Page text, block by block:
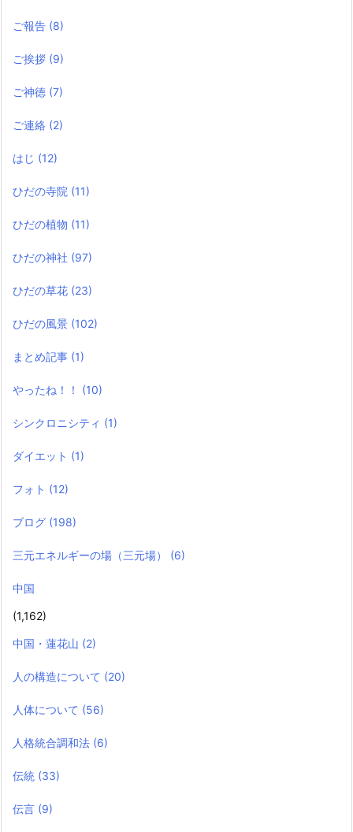
ご報告 (8)
ご挨拶 (9)
ご神徳 (7)
ご連絡 (2)
はじ (12)
ひだの寺院 (11)
ひだの植物 (11)
ひだの神社 (97)
ひだの草花 (23)
ひだの風景 (102)
まとめ記事 (1)
やったね！！ (10)
シンクロニシティ (1)
ダイエット (1)
フォト (12)
ブログ (198)
三元エネルギーの場（三元場） (6)
中国
(1,162)
中国・蓮花山 (2)
人の構造について (20)
人体について (56)
人格統合調和法 (6)
伝統 (33)
伝言 (9)